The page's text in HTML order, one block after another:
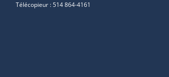
Télécopieur : 514 864-4161